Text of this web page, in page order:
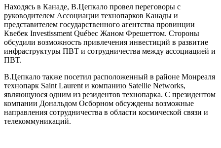
Находясь в Канаде, В.Цепкало провел переговоры с
руководителем Ассоциации технопарков Канады и
представителем государственного агентства провинции
Квебек Investissment Québec Жаном Фрешеттом. Стороны
обсудили возможность привлечения инвестиций в развитие
инфраструктуры ПВТ и сотрудничества между ассоциацией и
ПВТ.
В.Цепкало также посетил расположенный в районе Монреаля
технопарк Saint Laurent и компанию Satellie Networks,
являющуюся одним из резидентов технопарка. С президентом
компании Дональдом Осборном обсуждены возможные
направления сотрудничества в области космической связи и
телекоммуникаций.